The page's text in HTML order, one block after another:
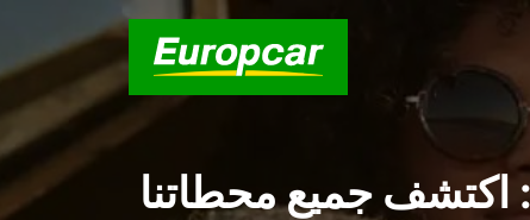
اكتشف جميع محطاتنا